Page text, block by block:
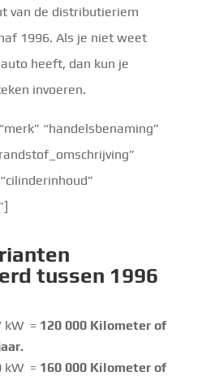
van de distributieriem
1996. Als je niet weet
heeft, dan kun je
invoeren.
“handelsbenaming”
tussen 1996
kW = 120 000 Kilometer of
kW = 160 000 Kilometer of